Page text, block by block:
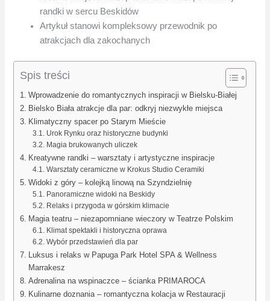
randki w sercu Beskidów
Artykuł stanowi kompleksowy przewodnik po
atrakcjach dla zakochanych
Spis treści
Wprowadzenie do romantycznych inspiracji w Bielsku-Białej
Bielsko Biała atrakcje dla par: odkryj niezwykłe miejsca
Klimatyczny spacer po Starym Mieście
Urok Rynku oraz historyczne budynki
Magia brukowanych uliczek
Kreatywne randki – warsztaty i artystyczne inspiracje
Warsztaty ceramiczne w Krokus Studio Ceramiki
Widoki z góry – kolejką linową na Szyndzielnię
Panoramiczne widoki na Beskidy
Relaks i przygoda w górskim klimacie
Magia teatru – niezapomniane wieczory w Teatrze Polskim
Klimat spektakli i historyczna oprawa
Wybór przedstawień dla par
Luksus i relaks w Papuga Park Hotel SPA & Wellness
Marrakesz
Adrenalina na wspinaczce – ścianka PRIMAROCA
Kulinarne doznania – romantyczna kolacja w Restauracji